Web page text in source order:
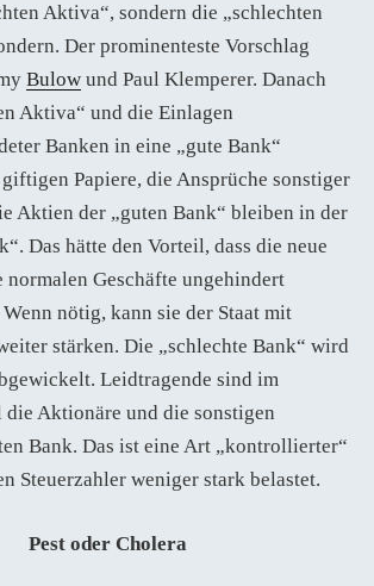
Aktiva“, sondern die „schlechten
Der prominenteste Vorschlag
Bulow und Paul Klemperer. Danach
Aktiva“ und die Einlagen
Banken in eine „gute Bank“
Papiere, die Ansprüche sonstiger
Aktien der „guten Bank“ bleiben in der
Das hätte den Vorteil, dass die neue
normalen Geschäfte ungehindert
nötig, kann sie der Staat mit
stärken. Die „schlechte Bank“ wird
Leidtragende sind im
Aktionäre und die sonstigen
Bank. Das ist eine Art „kontrollierter“
Steuerzahler weniger stark belastet.
Pest oder Cholera